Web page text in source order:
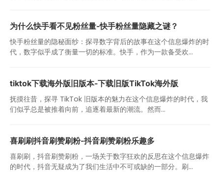
为什么快手看不见粉丝量-快手粉丝量隐藏之谜？
快手粉丝量的隐秘面纱：探寻数字背后的故事在这个信息爆炸的时
代，数字似乎成了衡量一切的标准。快手，作为一款备受欢...
tiktok下载海外版旧版本-下载旧版TikTok海外版
抚摸往昔，探寻 TikTok 旧版本的魅力在这个信息爆炸的时代，我
们似乎总是被推着向前，追逐着最新的潮流。然而...
喜刷刷抖音刷赞刷粉-抖音刷赞刷粉乐趣多
喜刷刷，抖音刷赞刷粉，一场关于数字狂欢的反思在这个信息爆炸
的时代，抖音无疑成为了我们生活中不可或缺的一部分。刷...